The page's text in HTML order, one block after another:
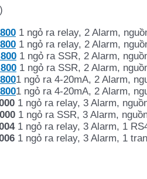
1 ngỏ ra relay, 2 Alarm,
1 ngỏ ra relay, 2 Alarm,
1 ngỏ ra SSR, 2 Alarm,
1 ngỏ ra SSR, 2 Alarm,
1 ngỏ ra 4-20mA, 2 Alarm,
1 ngỏ ra 4-20mA, 2 Alarm,
1 ngỏ ra relay, 3 Alarm,
1 ngỏ ra SSR, 3 Alarm,
1 ngỏ ra relay, 3 Alarm, 1
1 ngỏ ra relay, 3 Alarm, 1